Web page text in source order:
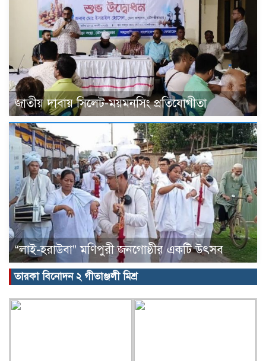
জাতীয় দাবায় সিলেট-ময়মনসিং প্রতিযোগীতা
“লাই-হরাউবা” মণিপুরী জনগোষ্ঠীর একটি উৎসব
তারকা বিনোদন ২ গীতাঞ্জলী মিশ্র